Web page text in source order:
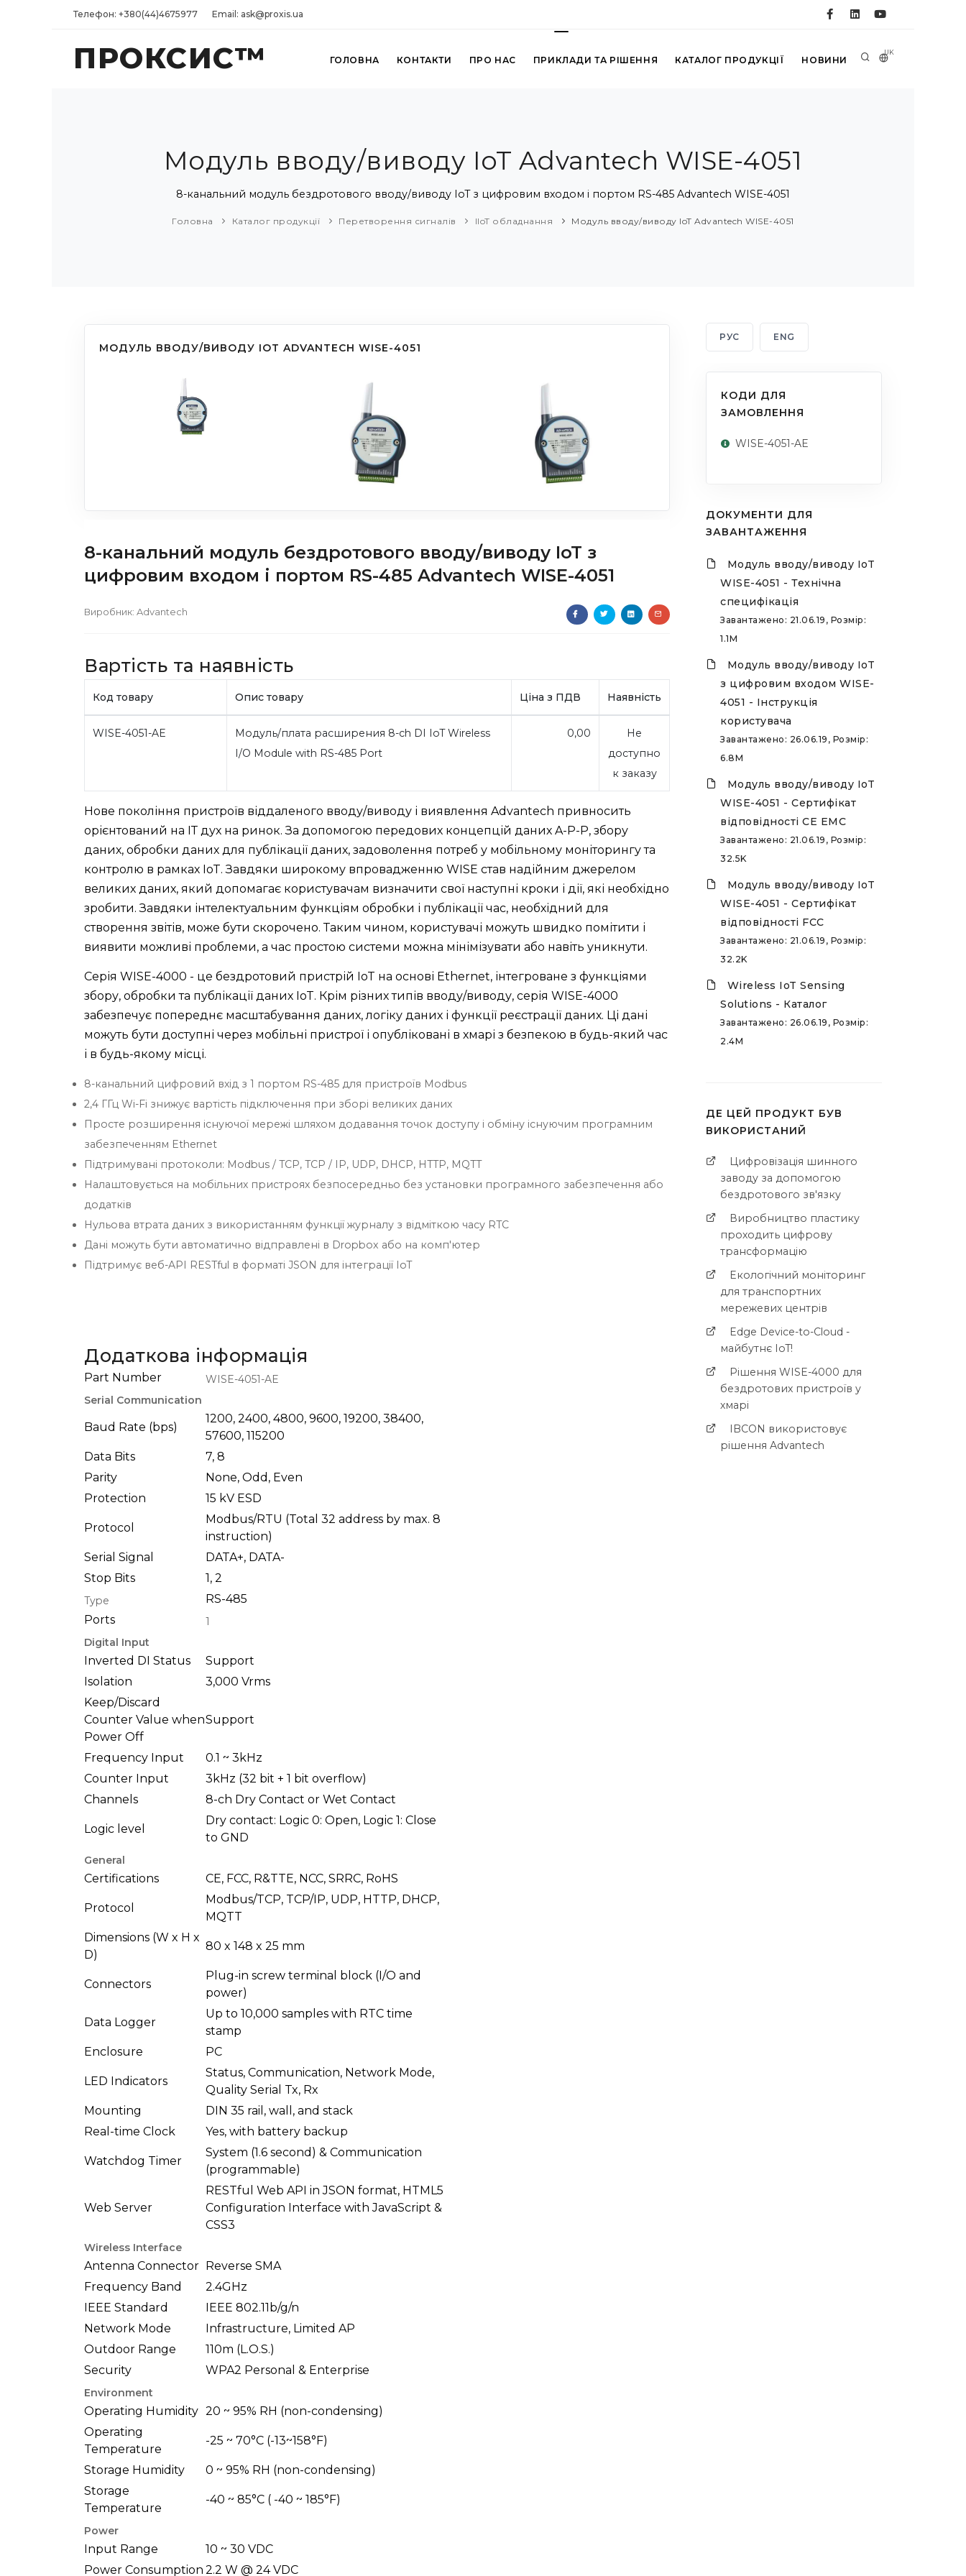
Телефон: +380(44)4675977 Email: ask@proxis.ua
ПРОКСИС™ UK
ГОЛОВНА КОНТАКТИ ПРО НАС ПРИКЛАДИ ТА РІШЕННЯ КАТАЛОГ ПРОДУКЦІЇ НОВИНИ
Модуль вводу/виводу IoT Advantech WISE-4051
8-канальний модуль бездротового вводу/виводу IoT з цифровим входом і портом RS-485 Advantech WISE-4051
Головна Каталог продукції Перетворення сигналів IIoT обладнання Модуль вводу/виводу IoT Advantech WISE-4051
МОДУЛЬ ВВОДУ/ВИВОДУ IOT ADVANTECH WISE-4051
8-канальний модуль бездротового вводу/виводу IoT з
цифровим входом і портом RS-485 Advantech WISE-4051
Виробник: Advantech
Вартість та наявність
Код товару Опис товару Ціна з ПДВ Наявність
WISE-4051-AE
Модуль/плата расширения 8-ch DI IoT Wireless
I/O Module with RS-485 Port
0,00
Не
доступно
к заказу
Нове покоління пристроїв віддаленого вводу/виводу і виявлення Advantech привносить
орієнтований на ІТ дух на ринок. За допомогою передових концепцій даних A-P-P, збору
даних, обробки даних для публікації даних, задоволення потреб у мобільному моніторингу та
контролю в рамках IoT. Завдяки широкому впровадженню WISE став надійним джерелом
великих даних, який допомагає користувачам визначити свої наступні кроки і дії, які необхідно
зробити. Завдяки інтелектуальним функціям обробки і публікації час, необхідний для
створення звітів, може бути скорочено. Таким чином, користувачі можуть швидко помітити і
виявити можливі проблеми, а час простою системи можна мінімізувати або навіть уникнути.
Серія WISE-4000 - це бездротовий пристрій IoT на основі Ethernet, інтегроване з функціями
збору, обробки та публікації даних IoT. Крім різних типів вводу/виводу, серія WISE-4000
забезпечує попереднє масштабування даних, логіку даних і функції реєстрації даних. Ці дані
можуть бути доступні через мобільні пристрої і опубліковані в хмарі з безпекою в будь-який час
і в будь-якому місці.
8-канальний цифровий вхід з 1 портом RS-485 для пристроїв Modbus
2,4 ГГц Wi-Fi знижує вартість підключення при зборі великих даних
Просте розширення існуючої мережі шляхом додавання точок доступу і обміну існуючим програмним
забезпеченням Ethernet
Підтримувані протоколи: Modbus / TCP, TCP / IP, UDP, DHCP, HTTP, MQTT
Налаштовується на мобільних пристроях безпосередньо без установки програмного забезпечення або
додатків
Нульова втрата даних з використанням функції журналу з відміткою часу RTC
Дані можуть бути автоматично відправлені в Dropbox або на комп'ютер
Підтримує веб-API RESTful в форматі JSON для інтеграції IoT
Додаткова інформація
Part Number
WISE-4051-AE
Serial Communication
Baud Rate (bps)
1200, 2400, 4800, 9600, 19200, 38400,
57600, 115200
Data Bits
7, 8
Parity
None, Odd, Even
Protection
15 kV ESD
Protocol
Modbus/RTU (Total 32 address by max. 8
instruction)
Serial Signal
DATA+, DATA-
Stop Bits
1, 2
Type
RS-485
Ports
1
Digital Input
Inverted DI Status
Support
Isolation
3,000 Vrms
Keep/Discard
Counter Value when
Power Off
Support
Frequency Input
0.1 ~ 3kHz
Counter Input
3kHz (32 bit + 1 bit overflow)
Channels
8-ch Dry Contact or Wet Contact
Logic level
Dry contact: Logic 0: Open, Logic 1: Close
to GND
General
Certifications CE, FCC, R&TTE, NCC, SRRC, RoHS
Protocol
Modbus/TCP, TCP/IP, UDP, HTTP, DHCP,
MQTT
Dimensions (W x H x
D)
80 x 148 x 25 mm
Connectors
Plug-in screw terminal block (I/O and
power)
Data Logger
Up to 10,000 samples with RTC time
stamp
Enclosure
PC
LED Indicators
Status, Communication, Network Mode,
Quality Serial Tx, Rx
Mounting
DIN 35 rail, wall, and stack
Real-time Clock
Yes, with battery backup
Watchdog Timer
System (1.6 second) & Communication
(programmable)
Web Server
RESTful Web API in JSON format, HTML5
Configuration Interface with JavaScript &
CSS3
Wireless Interface
Antenna Connector
Reverse SMA
Frequency Band
2.4GHz
IEEE Standard
IEEE 802.11b/g/n
Network Mode
Infrastructure, Limited AP
Outdoor Range
110m (L.O.S.)
Security
WPA2 Personal & Enterprise
Environment
Operating Humidity 20 ~ 95% RH (non-condensing)
Operating
Temperature
-25 ~ 70°C (-13~158°F)
Storage Humidity
0 ~ 95% RH (non-condensing)
Storage
Temperature
-40 ~ 85°C ( -40 ~ 185°F)
Power
Input Range
10 ~ 30 VDC
Power Consumption 2.2 W @ 24 VDC
РУС ENG
КОДИ ДЛЯ
ЗАМОВЛЕННЯ
WISE-4051-AE
ДОКУМЕНТИ ДЛЯ
ЗАВАНТАЖЕННЯ
Модуль вводу/виводу IoT
WISE-4051 - Технічна
специфікація
Завантажено: 21.06.19, Розмір:
1.1M
Модуль вводу/виводу IoT
з цифровим входом WISE-
4051 - Інструкція
користувача
Завантажено: 26.06.19, Розмір:
6.8M
Модуль вводу/виводу IoT
WISE-4051 - Сертифікат
відповідності CE EMC
Завантажено: 21.06.19, Розмір:
32.5K
Модуль вводу/виводу IoT
WISE-4051 - Сертифікат
відповідності FCC
Завантажено: 21.06.19, Розмір:
32.2K
Wireless IoT Sensing
Solutions - Каталог
Завантажено: 26.06.19, Розмір:
2.4M
ДЕ ЦЕЙ ПРОДУКТ БУВ
ВИКОРИСТАНИЙ
Цифровізація шинного
заводу за допомогою
бездротового зв'язку
Виробництво пластику
проходить цифрову
трансформацію
Екологічний моніторинг
для транспортних
мережевих центрів
Edge Device-to-Cloud -
майбутнє IoT!
Рішення WISE-4000 для
бездротових пристроїв у
хмарі
IBCON використовує
рішення Advantech